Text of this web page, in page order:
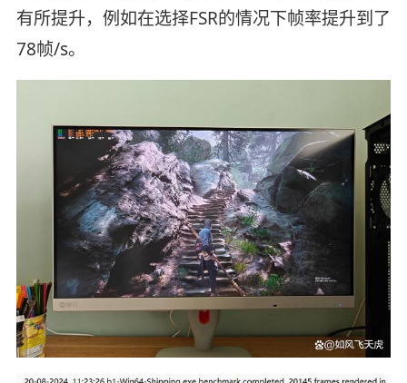
有所提升，例如在选择FSR的情况下帧率提升到了
78帧/s。